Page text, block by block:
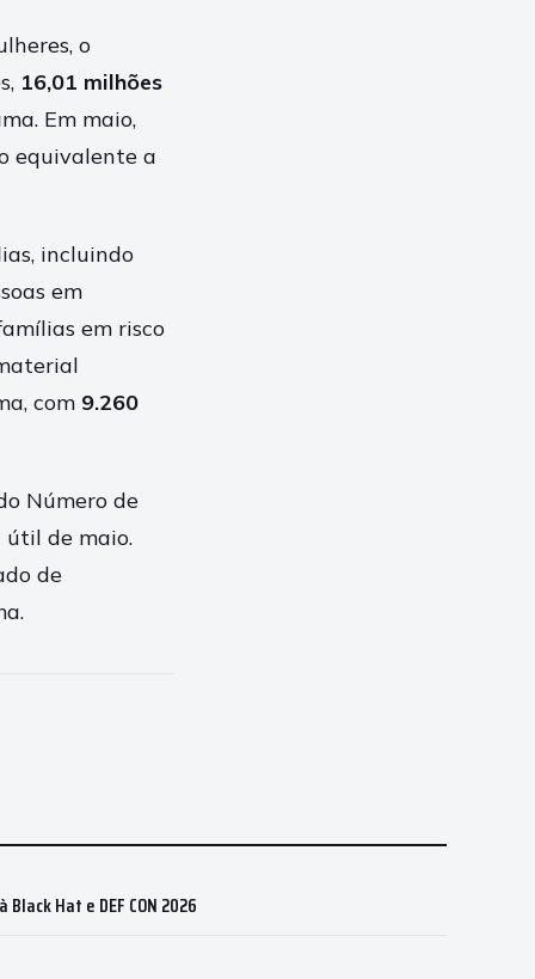
o
16,01 milhões
Em maio,
equivalente a
incluindo
em
em risco
com 9.260
Número de
útil de maio.
de
Hat e DEF CON 2026